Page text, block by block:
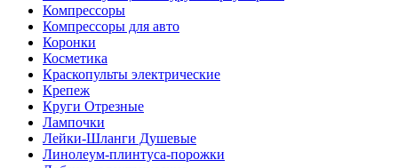
Компрессоры
Компрессоры для авто
Коронки
Косметика
Краскопульты электрические
Крепеж
Круги Отрезные
Лампочки
Лейки-Шланги Душевые
Линолеум-плинтуса-порожки